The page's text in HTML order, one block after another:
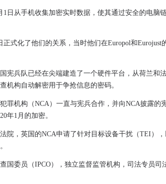
加入网络风险投资衣服
于未对准
伙伴关系，以提供企业CBRS
的路径
在加密僵尸网络中
制作商业案例
胜
电脑和电话黑客是非法的
的误导广告
调查
任的情报机构”在高科技监测中
1日从手机收集加密实时数据，使其通过安全的电脑
正式化了他们的关系，当时他们在Europol和Eurojust
宪兵队已经在尖端建造了一个硬件平台，从荷兰和
机构自动解密用于争抢信息的密码。
罪机构（NCA）一直与宪兵合作，并向NCA披露的
年1月的加密。
院，英国的NCA申请了针对目标设备干扰（TEI），
国委员（IPCO），独立监督监管机构，司法专员司